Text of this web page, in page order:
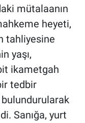
mütalaanın
heyeti,
tahliyesine
yaşı,
ikametgah
tedbir
Sanığa, yurt